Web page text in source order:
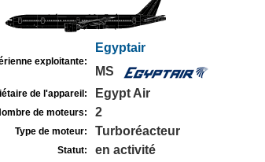
exploitante:
Egyptair
MS
de l'appareil: Egypt Air
de moteurs: 2
Type de moteur: Turboréacteur
Statut: en activité